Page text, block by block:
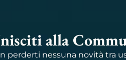
alla
perderti nessuna novità tra